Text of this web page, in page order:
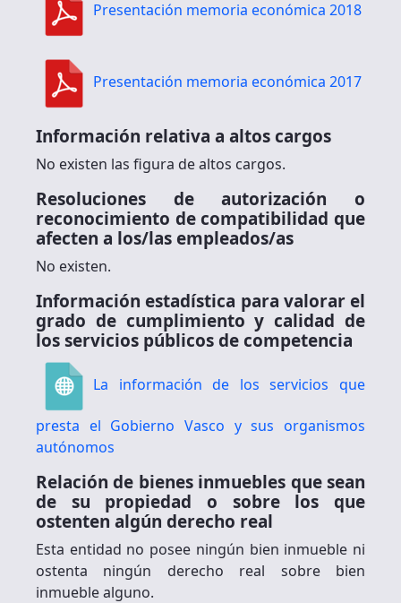
Presentación memoria económica 2018
Presentación memoria económica 2017
Información relativa a altos cargos
No existen las figura de altos cargos.
Resoluciones de autorización o
reconocimiento de compatibilidad que
afecten a los/las empleados/as
No existen.
Información estadística para valorar el
grado de cumplimiento y calidad de
los servicios públicos de competencia
La información de los servicios que
presta el Gobierno Vasco y sus organismos
autónomos
Relación de bienes inmuebles que sean
de su propiedad o sobre los que
ostenten algún derecho real
Esta entidad no posee ningún bien inmueble ni
ostenta ningún derecho real sobre bien
inmueble alguno.